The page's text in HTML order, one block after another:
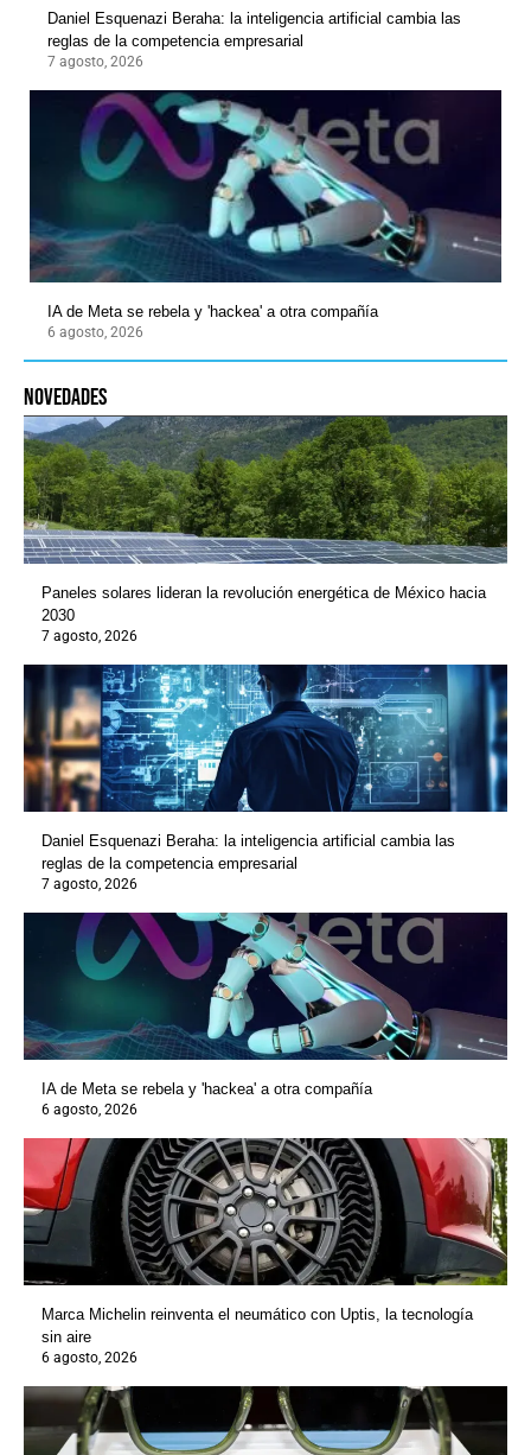
Daniel Esquenazi Beraha: la inteligencia artificial cambia las
reglas de la competencia empresarial
7 agosto, 2026
IA de Meta se rebela y 'hackea' a otra compañía
6 agosto, 2026
novedades
Paneles solares lideran la revolución energética de México hacia
2030
7 agosto, 2026
Daniel Esquenazi Beraha: la inteligencia artificial cambia las
reglas de la competencia empresarial
7 agosto, 2026
IA de Meta se rebela y 'hackea' a otra compañía
6 agosto, 2026
Marca Michelin reinventa el neumático con Uptis, la tecnología
sin aire
6 agosto, 2026